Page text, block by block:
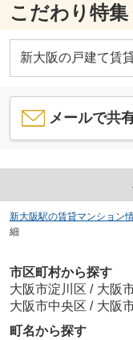
こだわり特集
新大阪の戸建て賃
メールで共
新大阪駅の賃貸マンション
細
市区町村から探す
大阪市淀川区 / 大阪
大阪市中央区 / 大阪
町名から探す